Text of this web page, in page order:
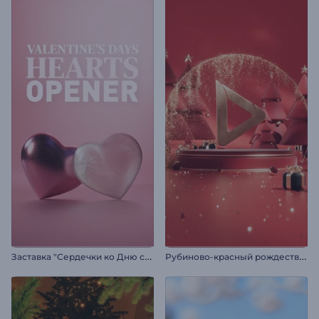
З
аставка "Сердечки ко Дню святого Валентина" Р
убиново-красный рождественский логотип